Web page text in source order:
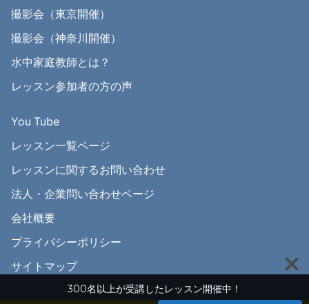
撮影会（東京開催）
撮影会（神奈川開催）
水中家庭教師とは？
レッスン参加者の方の声
You Tube
レッスン一覧ページ
レッスンに関するお問い合わせ
法人・企業問い合わせページ
会社概要
プライバシーポリシー
サイトマップ
300名以上が受講したレッスン開催中！